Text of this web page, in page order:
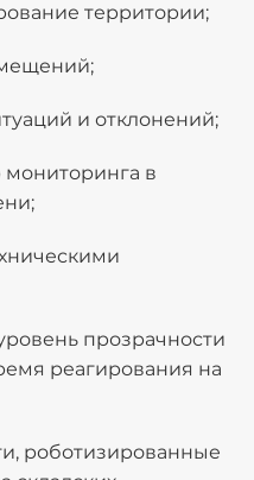
территории;
и отклонений;
мониторинга в
прозрачности
реагирования на
роботизированные